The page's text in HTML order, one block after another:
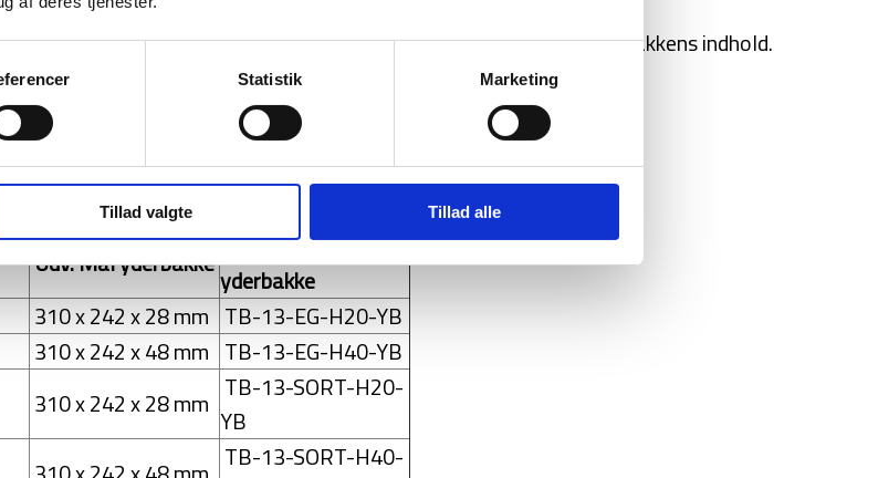
Statistik Marketing
Tillad valgte Tillad alle
størrelser og 2 forskellige højder, således du kan tilpasse højden til bakkens indhold.
sælges separat.
i 2 forskellige højder:
Udv. Mål yderbakkeVarenummer
yderbakke
310 x 242 x 28 mm TB-13-EG-H20-YB
310 x 242 x 48 mm TB-13-EG-H40-YB
310 x 242 x 28 mm TB-13-SORT-H20-
YB
TB-13-SORT-H40-